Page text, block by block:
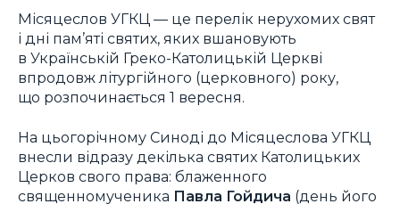
Місяцеслов УГКЦ — це перелік нерухомих свят
і дні пам’яті святих, яких вшановують
в Українській Греко-Католицькій Церкві
впродовж літургійного (церковного) року,
що розпочинається 1 вересня.
На цьогорічному Синоді до Місяцеслова УГКЦ
внесли відразу декілька святих Католицьких
Церков свого права: блаженного
священномученика Павла Гойдича (день його